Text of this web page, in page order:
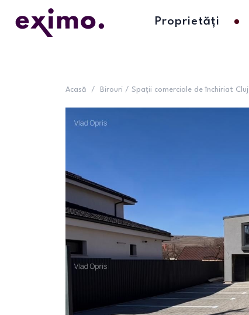
Proprietăți
Acasă / Birouri / Spații comerciale de închiriat Cluj